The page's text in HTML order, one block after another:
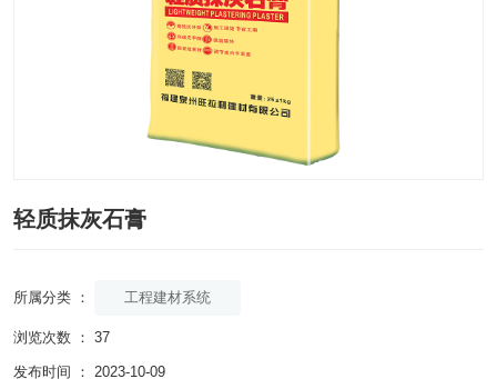
轻质抹灰石膏
所属分类 ： 工程建材系统
浏览次数 ： 37
发布时间 ： 2023-10-09